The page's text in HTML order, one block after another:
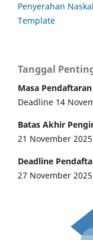
Penyerahan
Template
Tanggal
Masa
Deadline 14
Batas Akhir
21 November 2025
Deadline
27 November 2025